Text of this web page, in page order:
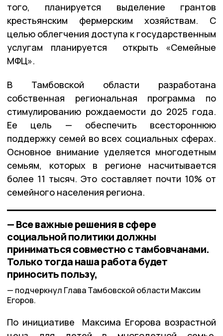
того, планируется выделение грантов
крестьянским фермерским хозяйствам. С
целью облегчения доступа к государственным
услугам планируется открыть «Семейные
МФЦ».
В Тамбовской области разработана
собственная региональная программа по
стимулированию рождаемости до 2025 года.
Ее цель — обеспечить всестороннюю
поддержку семей во всех социальных сферах.
Основное внимание уделяется многодетным
семьям, которых в регионе насчитывается
более 11 тысяч. Это составляет почти 10% от
семейного населения региона.
— Все важные решения в сфере
социальной политики должны
приниматься совместно с тамбовчанами.
Только тогда наша работа будет
приносить пользу,
подчеркнул Глава Тамбовской области Максим
Егоров.
По инициативе Максима Егорова возрастной